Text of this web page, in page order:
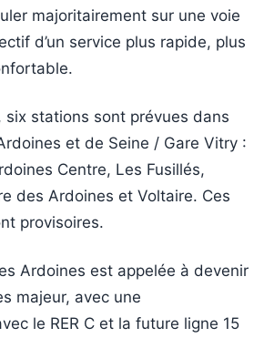
majoritairement sur une voie
d’un service plus rapide, plus
six stations sont prévues dans
et de Seine / Gare Vitry :
Centre, Les Fusillés,
des Ardoines et Voltaire. Ces
provisoires.
Ardoines est appelée à devenir
majeur, avec une
le RER C et la future ligne 15